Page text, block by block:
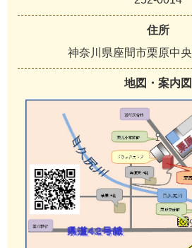
住所
神奈川県座間市栗原中
地図・案内図